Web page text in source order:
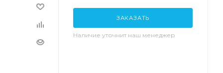
ЗАКАЗАТЬ
Наличие уточнит наш менеджер